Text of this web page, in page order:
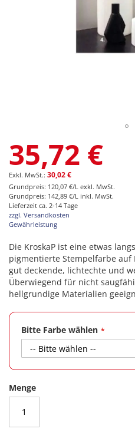
Anfang
der
Bildgalerie
springen
35,72 €
30,02 €
Grundpreis: 120,07 €/L exkl. MwSt.
Grundpreis: 142,89 €/L inkl. MwSt.
Lieferzeit ca. 2-14 Tage
zzgl. Versandkosten
Gewährleistung
Die KroskaP ist eine etwas
pigmentierte Stempelfarbe
gut deckende, lichtechte und
Überwiegend für nicht
hellgrundige Materialien
Bitte Farbe wählen
Menge